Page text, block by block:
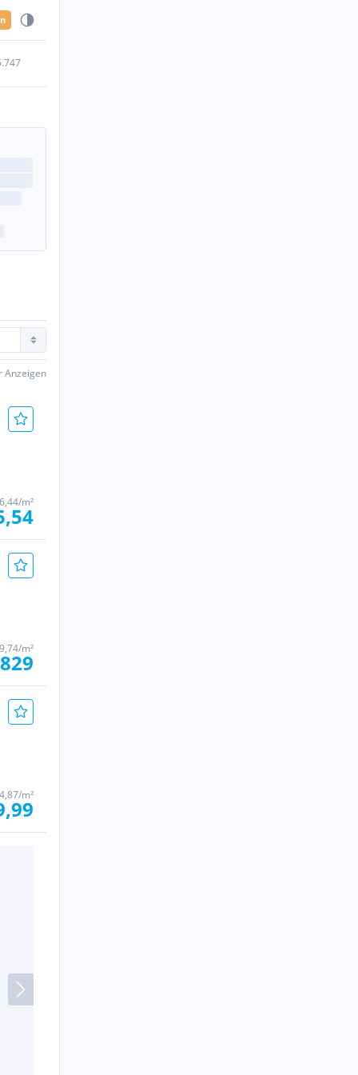
Anzeigen
m²
m²
m²